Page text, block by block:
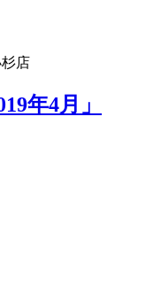
店
年4月」